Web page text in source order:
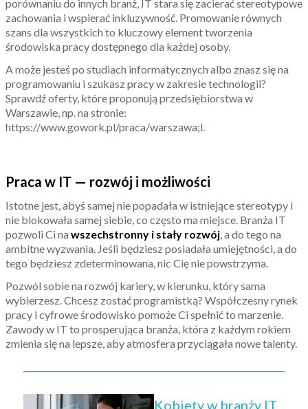
porównaniu do innych branż, IT stara się zacierać stereotypowe
zachowania i wspierać inkluzywność. Promowanie równych
szans dla wszystkich to kluczowy element tworzenia
środowiska pracy dostępnego dla każdej osoby.
A może jesteś po studiach informatycznych albo znasz się na
programowaniu i szukasz pracy w zakresie technologii?
Sprawdź oferty, które proponują przedsiębiorstwa w
Warszawie, np. na stronie:
https://www.gowork.pl/praca/warszawa;l.
Praca w IT — rozwój i możliwości
Istotne jest, abyś samej nie popadała w istniejące stereotypy i
nie blokowała samej siebie, co często ma miejsce. Branża IT
pozwoli Ci na wszechstronny i stały rozwój, a do tego na
ambitne wyzwania. Jeśli będziesz posiadała umiejętności, a do
tego będziesz zdeterminowana, nic Cię nie powstrzyma.
Pozwól sobie na rozwój kariery, w kierunku, który sama
wybierzesz. Chcesz zostać programistką? Współczesny rynek
pracy i cyfrowe środowisko pomoże Ci spełnić to marzenie.
Zawody w IT to prosperująca branża, która z każdym rokiem
zmienia się na lepsze, aby atmosfera przyciągała nowe talenty.
Kobiety w branży IT